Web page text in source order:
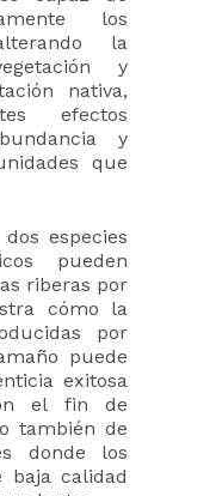
los
la
y
nativa,
efectos
y
que
especies
pueden
riberas por
cómo la
por
puede
exitosa
el fin de
también de
donde los
baja calidad